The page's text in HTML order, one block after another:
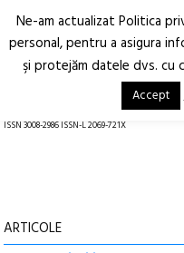
Arhitectură.
Oraș.
ISSN 3008-2986 ISSN-L 2069-721X
ARTICOLE
Ne-am actualizat Politica
personal, pentru a asigura
şi protejăm datele dvs. cu
Accept